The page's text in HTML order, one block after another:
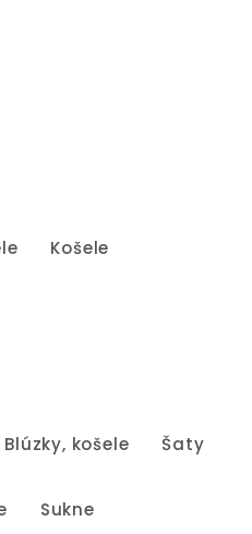
Košele
Blúzky, košele Šaty
Sukne